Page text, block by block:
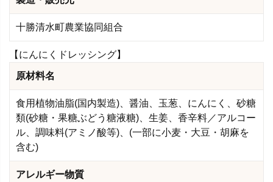
十勝清水町農業協同組合
【にんにくドレッシング】
原材料名
食用植物油脂(国内製造)、醤油、玉葱、にんにく、砂糖
類(砂糖・果糖ぶどう糖液糖)、生姜、香辛料／アルコー
ル、調味料(アミノ酸等)、(一部に小麦・大豆・胡麻を
含む)
アレルギー物質